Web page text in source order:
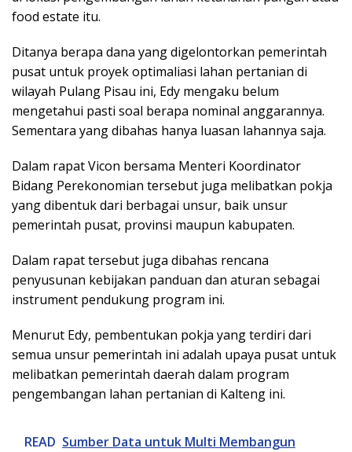
food estate itu.
Ditanya berapa dana yang digelontorkan pemerintah
pusat untuk proyek optimaliasi lahan pertanian di
wilayah Pulang Pisau ini, Edy mengaku belum
mengetahui pasti soal berapa nominal anggarannya.
Sementara yang dibahas hanya luasan lahannya saja.
Dalam rapat Vicon bersama Menteri Koordinator
Bidang Perekonomian tersebut juga melibatkan pokja
yang dibentuk dari berbagai unsur, baik unsur
pemerintah pusat, provinsi maupun kabupaten.
Dalam rapat tersebut juga dibahas rencana
penyusunan kebijakan panduan dan aturan sebagai
instrument pendukung program ini.
Menurut Edy, pembentukan pokja yang terdiri dari
semua unsur pemerintah ini adalah upaya pusat untuk
melibatkan pemerintah daerah dalam program
pengembangan lahan pertanian di Kalteng ini.
READ Sumber Data untuk Multi Membangun